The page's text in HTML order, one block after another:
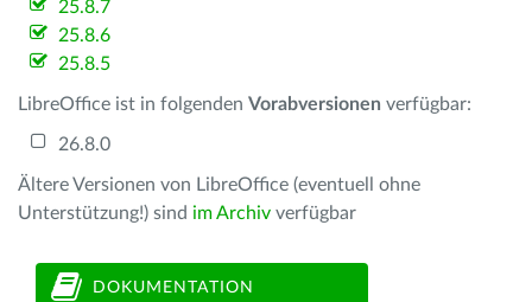
25.8.7
25.8.6
25.8.5
LibreOffice ist in folgenden Vorabversionen verfügbar:
26.8.0
Ältere Versionen von LibreOffice (eventuell ohne
Unterstützung!) sind im Archiv verfügbar
DOKUMENTATION